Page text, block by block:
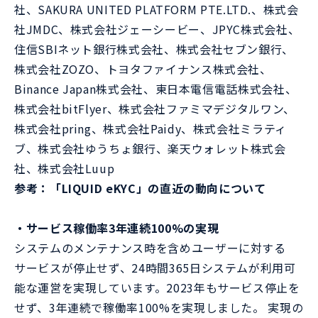
社、SAKURA UNITED PLATFORM PTE.LTD.、株式会
社JMDC、株式会社ジェーシービー、JPYC株式会社、
住信SBIネット銀行株式会社、株式会社セブン銀行、
株式会社ZOZO、トヨタファイナンス株式会社、
Binance Japan株式会社、東日本電信電話株式会社、
株式会社bitFlyer、株式会社ファミマデジタルワン、
株式会社pring、株式会社Paidy、株式会社ミラティ
ブ、株式会社ゆうちょ銀行、楽天ウォレット株式会
社、株式会社Luup
参考：「LIQUID eKYC」の直近の動向について
・サービス稼働率3年連続100%の実現
システムのメンテナンス時を含めユーザーに対する
サービスが停止せず、24時間365日システムが利用可
能な運営を実現しています。2023年もサービス停止を
せず、3年連続で稼働率100%を実現しました。 実現の